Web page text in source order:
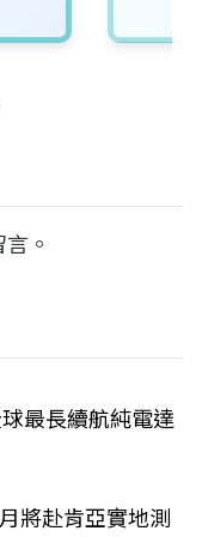
。
最長續航純電達
將赴肯亞實地測